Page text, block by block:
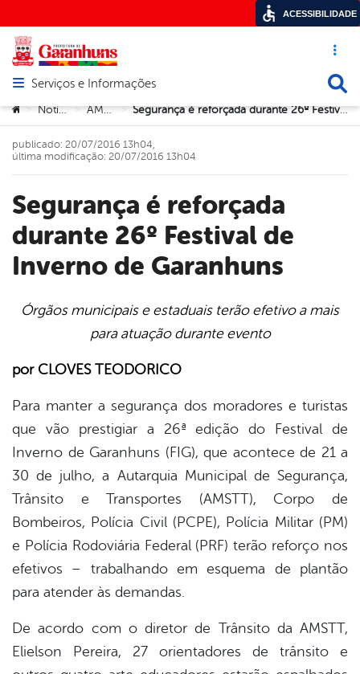
Acesso
Abrir menu principal de navegação
Serviços e Informações
Você está aqui:
> Notícias > AMSTT > Segurança é reforçada durante 26º Festival de Inverno de Garanhuns
Segurança é reforçada
durante 26º Festival de
Inverno de Garanhuns
publicado: 20/07/2016 13h04,
última modificação: 20/07/2016 13h04
Órgãos municipais e estaduais terão efetivo a mais
para atuação durante evento
por CLOVES TEODORICO
Para manter a segurança dos moradores e turistas
que vão prestigiar a 26ª edição do Festival de
Inverno de Garanhuns (FIG), que acontece de 21 a
30 de julho, a Autarquia Municipal de Segurança,
Trânsito e Transportes (AMSTT), Corpo de
Bombeiros, Polícia Civil (PCPE), Polícia Militar (PM)
e Polícia Rodoviária Federal (PRF) terão reforço nos
efetivos – trabalhando em esquema de plantão
para atender às demandas.
De acordo com o diretor de Trânsito da AMSTT,
Elielson Pereira, 27 orientadores de trânsito e
ACESSIBILIDADE